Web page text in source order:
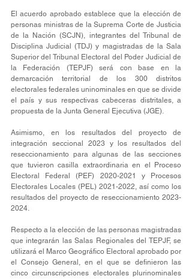
El acuerdo aprobado establece que la elección de
personas ministras de la Suprema Corte de Justicia
de la Nación (SCJN), integrantes del Tribunal de
Disciplina Judicial (TDJ) y magistradas de la Sala
Superior del Tribunal Electoral del Poder Judicial de
la Federación (TEPJF) será con base en la
demarcación territorial de los 300 distritos
electorales federales uninominales en que se divide
el país y sus respectivas cabeceras distritales, a
propuesta de la Junta General Ejecutiva (JGE).
Asimismo, en los resultados del proyecto de
integración seccional 2023 y los resultados del
reseccionamiento para algunas de las secciones
que tuvieron casilla extraordinaria en el Proceso
Electoral Federal (PEF) 2020-2021 y Procesos
Electorales Locales (PEL) 2021-2022, así como los
resultados del proyecto de reseccionamiento 2023-
2024.
Respecto a la elección de las personas magistradas
que integrarán las Salas Regionales del TEPJF, se
utilizará el Marco Geográfico Electoral aprobado por
el Consejo General, en el que se definieron las
cinco circunscripciones electorales plurinominales